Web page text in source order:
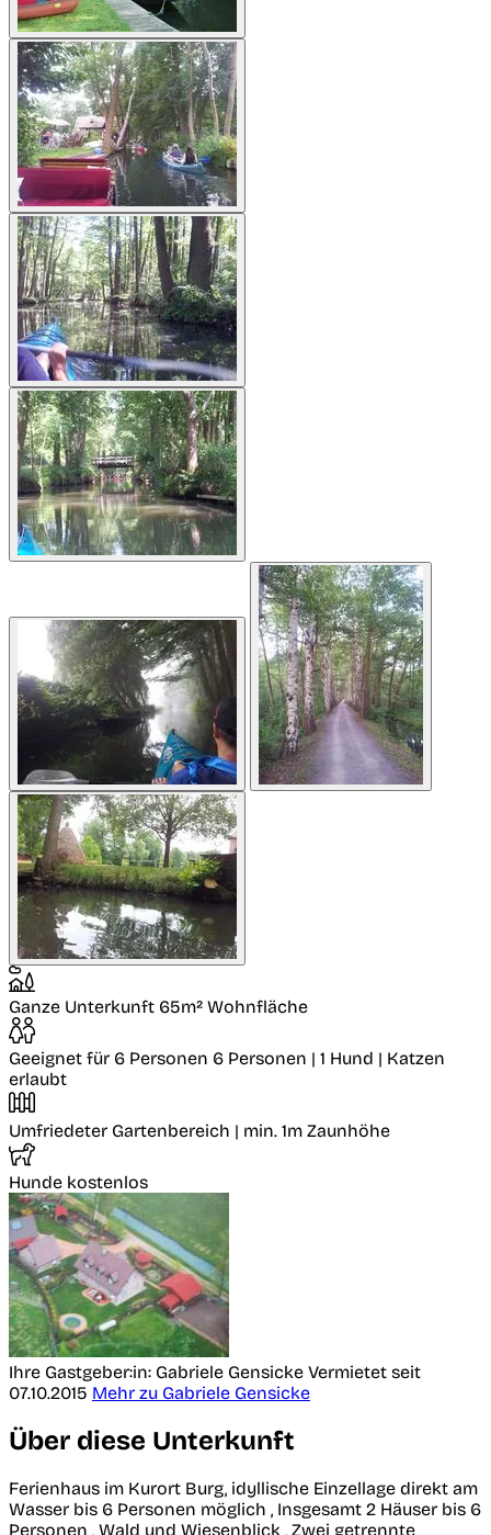
Ganze Unterkunft 65m² Wohnfläche
Geeignet für 6 Personen 6 Personen | 1 Hund | Katzen
erlaubt
Umfriedeter Gartenbereich | min. 1m Zaunhöhe
Hunde kostenlos
Ihre Gastgeber:in: Gabriele Gensicke Vermietet seit
07.10.2015 Mehr zu Gabriele Gensicke
Über diese Unterkunft
Ferienhaus im Kurort Burg, idyllische Einzellage direkt am
Wasser bis 6 Personen möglich , Insgesamt 2 Häuser bis 6
Personen , Wald und Wiesenblick , Zwei getrennte